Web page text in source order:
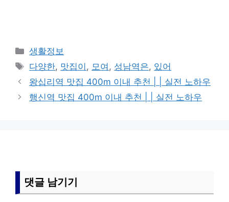
카
테
고
리
생활정보
태
그
다양한, 맛집이 , 모여 , 성남역은, 있어
왕십리역 맛집 400m 이내 추천 | | 실전 노하우
행신역 맛집 400m 이내 추천 | | 실전 노하우
댓글 남기기